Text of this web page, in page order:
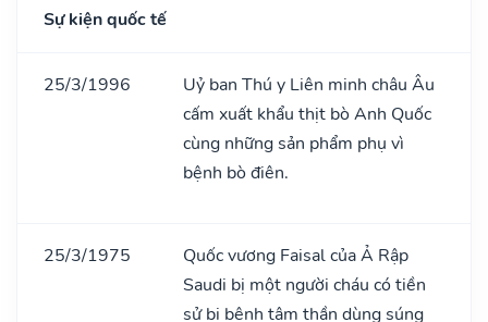
Sự kiện quốc tế
25/3/1996
Uỷ ban Thú y Liên minh châu Âu
cấm xuất khẩu thịt bò Anh Quốc
cùng những sản phẩm phụ vì
bệnh bò điên.
25/3/1975
Quốc vương Faisal của Ả Rập
Saudi bị một người cháu có tiền
sử bị bệnh tâm thần dùng súng